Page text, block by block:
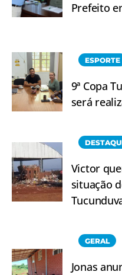
Prefeito
ESPORTE
9ª Copa
será
Victor
situação
GERAL
Jonas